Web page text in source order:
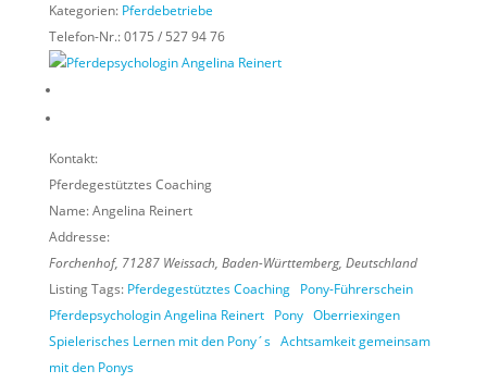
Kategorien: Pferdebetriebe
Telefon-Nr.:0175 / 527 94 76
Kontakt:
Pferdegestütztes Coaching
Name:Angelina Reinert
Addresse:
Forchenhof, 71287Weissach, Baden-Württemberg, Deutschland
Listing Tags: Pferdegestütztes Coaching Pony-Führerschein
Pferdepsychologin Angelina Reinert Pony Oberriexingen
Spielerisches Lernen mit den Pony´s Achtsamkeit gemeinsam
mit den Ponys